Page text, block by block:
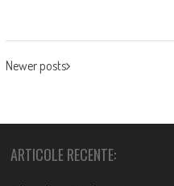
POSTS
Newer posts
ARTICOLE RECENTE: